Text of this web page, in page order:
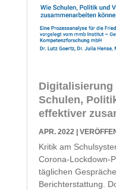
Digitalisierung
Schulen,
effektiver
APR. 2022|
Kritik am
Corona-Lockdown-
täglichen
Berichterstattung.